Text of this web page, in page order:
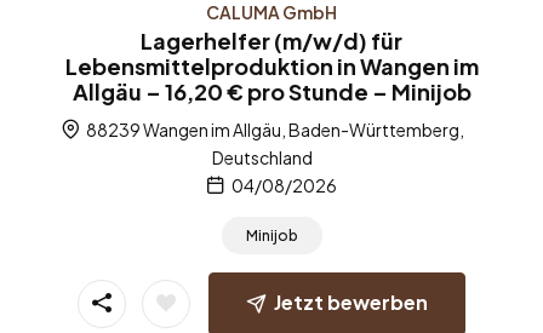
CALUMA GmbH
Lagerhelfer (m/w/d) für
Lebensmittelproduktion in Wangen im
Allgäu – 16,20 € pro Stunde – Minijob
88239 Wangen im Allgäu, Baden-Württemberg,
Deutschland
04/08/2026
Minijob
Jetzt bewerben